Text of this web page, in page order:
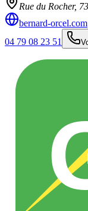
Rue du Rocher,
bernard-orcel.com
04 79 08 23 51